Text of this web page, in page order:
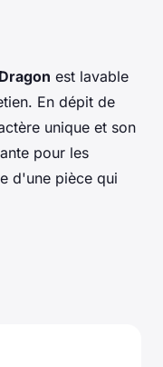
est lavable
En dépit de
unique et son
pour les
d'une pièce qui